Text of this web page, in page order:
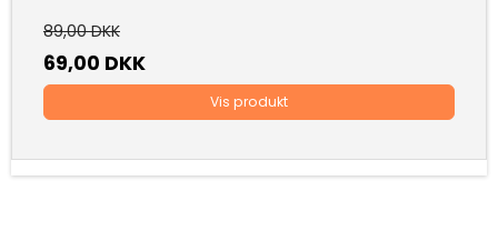
89,00 DKK
69,00 DKK
Vis produkt